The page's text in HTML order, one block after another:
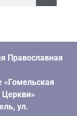
Православная
«Гомельская
Церкви»
ул.